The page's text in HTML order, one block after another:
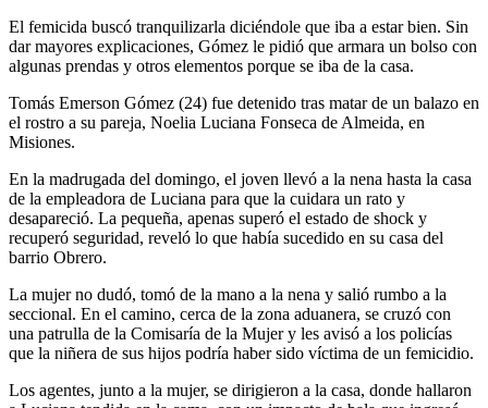
El femicida buscó tranquilizarla diciéndole que iba a estar bien. Sin
dar mayores explicaciones, Gómez le pidió que armara un bolso con
algunas prendas y otros elementos porque se iba de la casa.
Tomás Emerson Gómez (24) fue detenido tras matar de un balazo en
el rostro a su pareja, Noelia Luciana Fonseca de Almeida, en
Misiones.
En la madrugada del domingo, el joven llevó a la nena hasta la casa
de la empleadora de Luciana para que la cuidara un rato y
desapareció. La pequeña, apenas superó el estado de shock y
recuperó seguridad, reveló lo que había sucedido en su casa del
barrio Obrero.
La mujer no dudó, tomó de la mano a la nena y salió rumbo a la
seccional. En el camino, cerca de la zona aduanera, se cruzó con
una patrulla de la Comisaría de la Mujer y les avisó a los policías
que la niñera de sus hijos podría haber sido víctima de un femicidio.
Los agentes, junto a la mujer, se dirigieron a la casa, donde hallaron